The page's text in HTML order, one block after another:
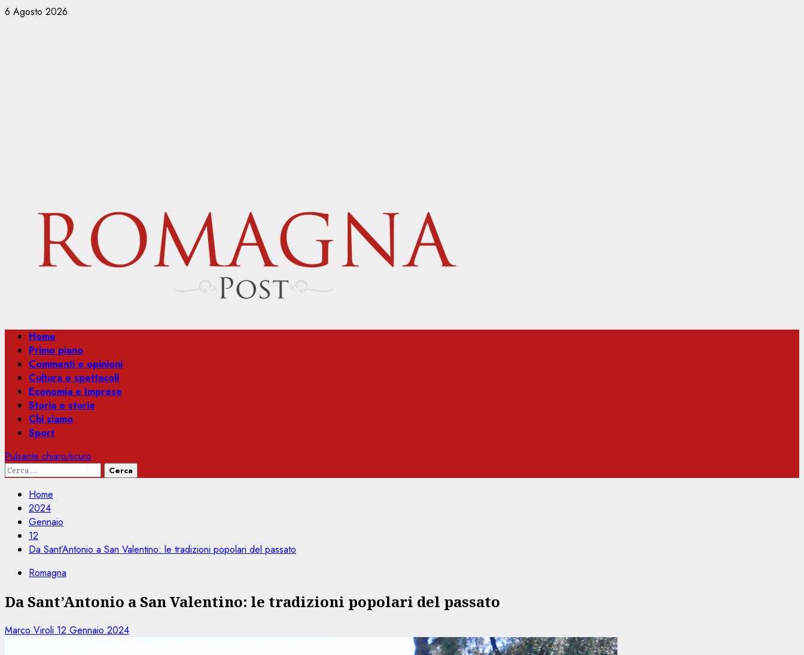
Vai
6 Agosto 2026
Menu
principale
Home
Primo piano
Commenti e opinioni
Cultura e spettacoli
Economia e Imprese
Storia e storie
Chi siamo
Sport
Pulsante chiaro/scuro
Ricerca
Home
2024
Gennaio
12
Da Sant’Antonio a San Valentino: le tradizioni popolari del passato
Romagna
Da Sant’Antonio a San Valentino: le tradizioni popolari del passato
Marco Viroli 12 Gennaio 2024